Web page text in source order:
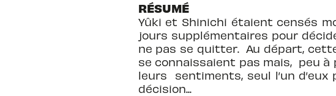
RÉSUMÉ
Yûki et Shinichi étaient censés
jours supplémentaires pour
ne pas se quitter. Au départ,
se connaissaient pas mais, peu à
leurs sentiments, seul l’un
décision...